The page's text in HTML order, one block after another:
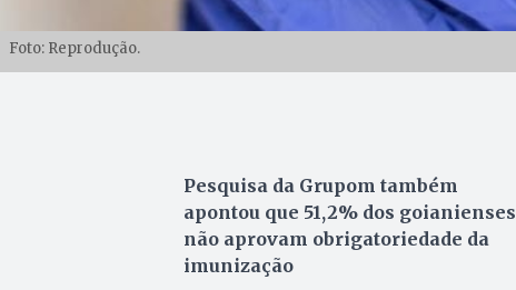
Foto: Reprodução.
Pesquisa da Grupom também
apontou que 51,2% dos goianienses
não aprovam obrigatoriedade da
imunização